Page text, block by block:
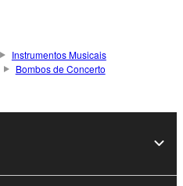
Instrumentos Musicais
Bombos de Concerto